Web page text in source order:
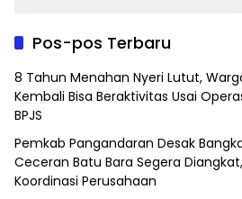
Pos-pos Terbaru
8 Tahun Menahan Nyeri Lutut,
Kembali Bisa Beraktivitas Usai
BPJS
Pemkab Pangandaran Desak
Ceceran Batu Bara Segera
Koordinasi Perusahaan